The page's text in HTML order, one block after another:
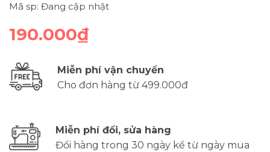
Mã sp: Đang cập nhật
190.000₫
Miễn phí vận chuyển
Cho đơn hàng từ 499.000đ
Miễn phí đổi, sửa hàng
Đổi hàng trong 30 ngày kể từ ngày mua